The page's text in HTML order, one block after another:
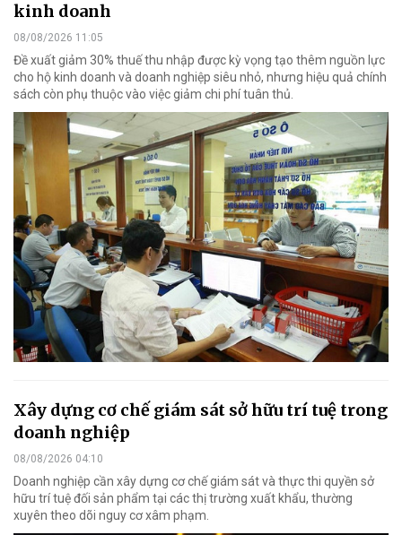
kinh doanh
08/08/2026 11:05
Đề xuất giảm 30% thuế thu nhập được kỳ vọng tạo thêm nguồn lực
cho hộ kinh doanh và doanh nghiệp siêu nhỏ, nhưng hiệu quả chính
sách còn phụ thuộc vào việc giảm chi phí tuân thủ.
Xây dựng cơ chế giám sát sở hữu trí tuệ trong
doanh nghiệp
08/08/2026 04:10
Doanh nghiệp cần xây dựng cơ chế giám sát và thực thi quyền sở
hữu trí tuệ đối sản phẩm tại các thị trường xuất khẩu, thường
xuyên theo dõi nguy cơ xâm phạm.